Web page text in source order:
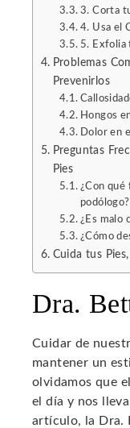
3. Corta
4. Usa el
5. Exfolia
Problemas
Prevenirlos
Hongos
Dolor en
Preguntas
Pies
¿Con qué
podólogo?
¿Es malo
¿Cómo
Cuida tus
Dra.
Cuidar de
mantener un
olvidamos que
el día y nos
artículo, la Dra.